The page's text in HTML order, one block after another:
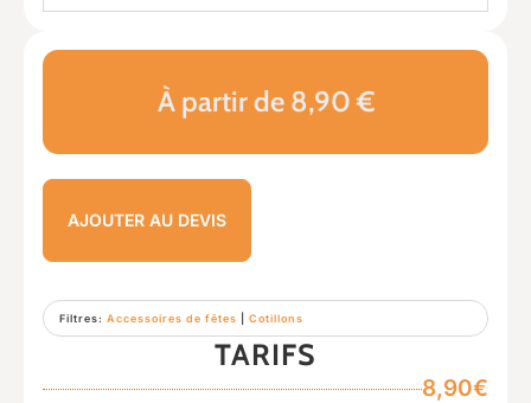
À partir de 8,90 €
AJOUTER AU DEVIS
Filtres: Accessoires de fêtes Cotillons
TARIFS
8,90€